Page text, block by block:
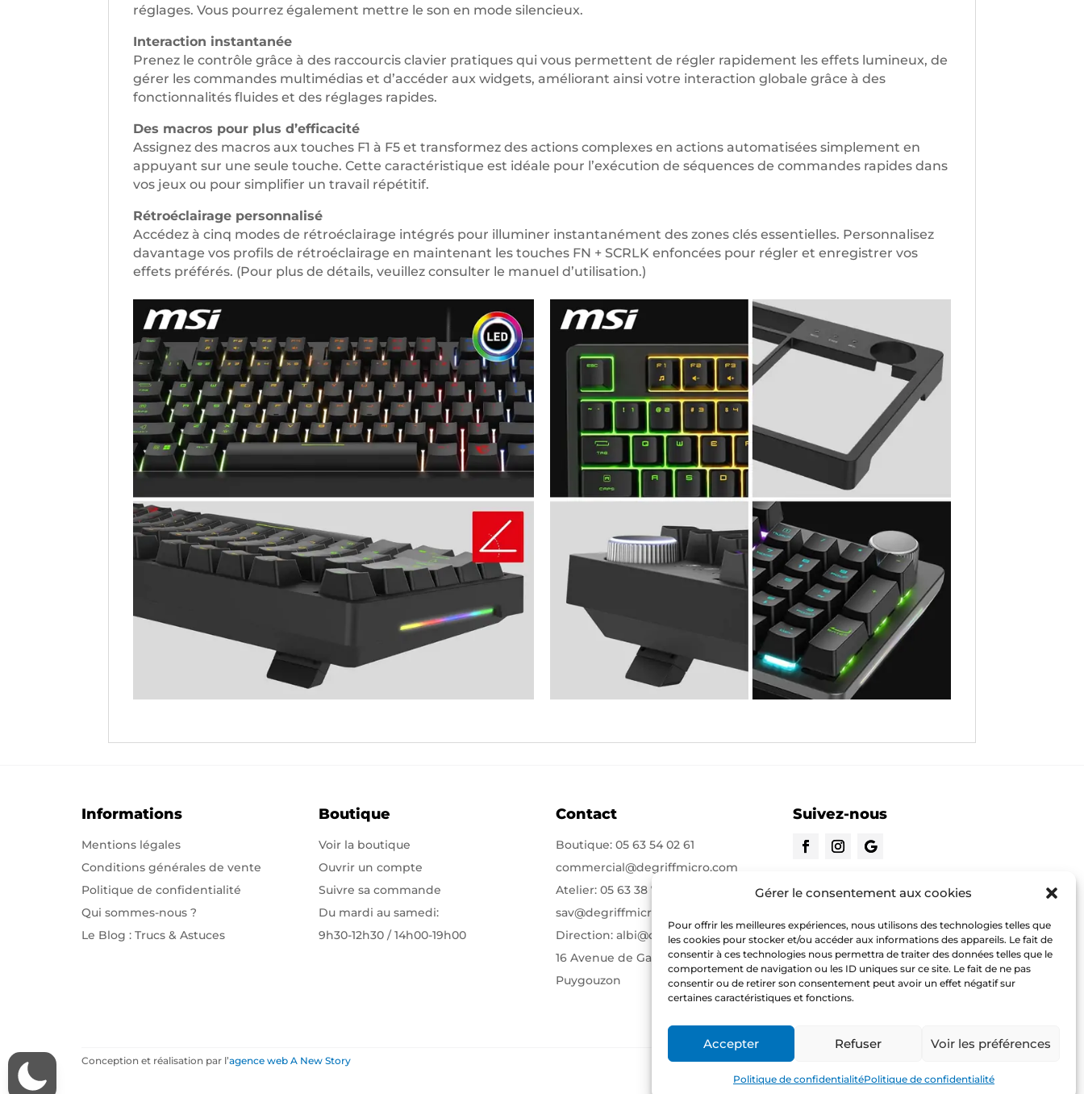
Gérer le consentement aux cookies
Pour offrir les meilleures expériences, nous utilisons des technologies telles que
les cookies pour stocker et/ou accéder aux informations des appareils. Le fait de
consentir à ces technologies nous permettra de traiter des données telles que le
comportement de navigation ou les ID uniques sur ce site. Le fait de ne pas
consentir ou de retirer son consentement peut avoir un effet négatif sur
certaines caractéristiques et fonctions.
Accepter Refuser Voir les préférences
Politique de confidentialitéPolitique de confidentialité
réglages. Vous pourrez également mettre le son en mode silencieux.
Interaction instantanée
Prenez le contrôle grâce à des raccourcis clavier pratiques qui vous permettent de régler rapidement les effets lumineux, de
gérer les commandes multimédias et d’accéder aux widgets, améliorant ainsi votre interaction globale grâce à des
fonctionnalités fluides et des réglages rapides.
Des macros pour plus d’efficacité
Assignez des macros aux touches F1 à F5 et transformez des actions complexes en actions automatisées simplement en
appuyant sur une seule touche. Cette caractéristique est idéale pour l’exécution de séquences de commandes rapides dans
vos jeux ou pour simplifier un travail répétitif.
Rétroéclairage personnalisé
Accédez à cinq modes de rétroéclairage intégrés pour illuminer instantanément des zones clés essentielles. Personnalisez
davantage vos profils de rétroéclairage en maintenant les touches FN + SCRLK enfoncées pour régler et enregistrer vos
effets préférés. (Pour plus de détails, veuillez consulter le manuel d’utilisation.)
Informations
Mentions légales
Conditions générales de vente
Politique de confidentialité
Qui sommes-nous?
Le Blog : Trucs & Astuces
Boutique
Voir la boutique
Ouvrir un compte
Suivre sa commande
Du mardi au samedi:
9h30-12h30 / 14h00-19h00
Contact
Boutique:05 63 54 02 61
commercial@degriffmicro.com
Atelier:05 63 38 71 75
sav@degriffmicro.com
Direction:albi@degriffmicro.com
16 Avenue de Garban 81990
Puygouzon
Suivez-nous
CONTACTEZ-NOUS
Conception et réalisation par l’agence web A New Story